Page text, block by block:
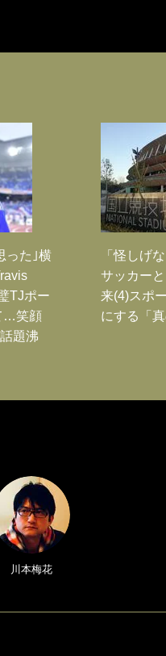
った｣横
TJポー
…笑顔
題沸
「怪しげ
サッカー
来(4)スポ
にする「
川本梅花